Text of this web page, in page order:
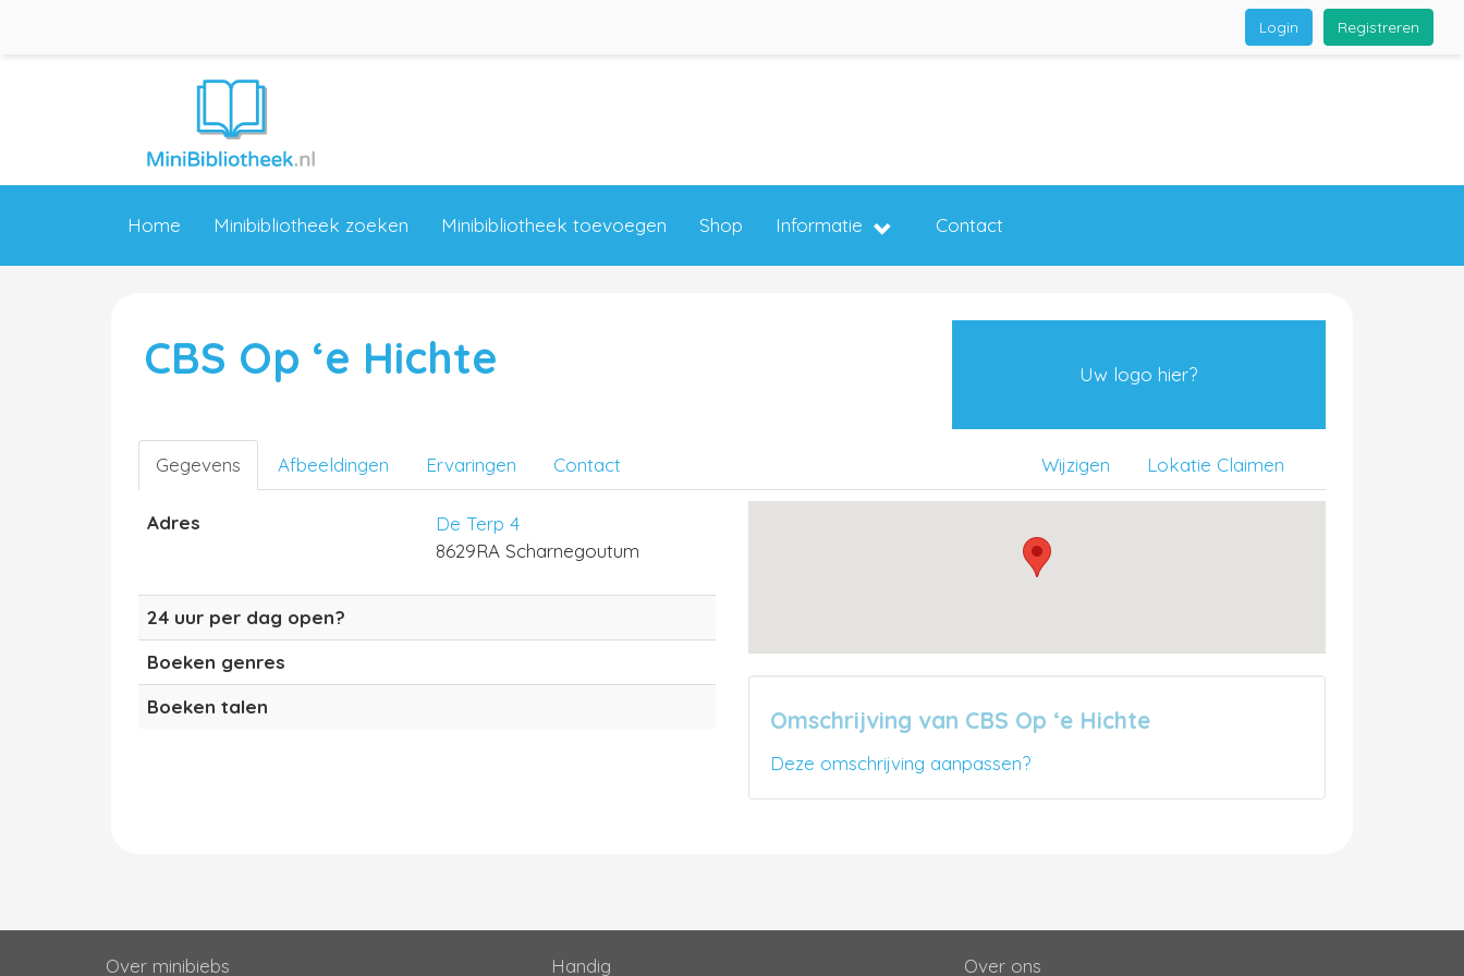
Registreren
Login
Home Minibibliotheek zoeken Minibibliotheek toevoegen Shop Informatie Contact
CBS Op ‘e Hichte Uw logo hier?
Gegevens Afbeeldingen Ervaringen Contact Lokatie Claimen
Wijzigen
Adres
De Terp 4
8629RA Scharnegoutum
24 uur per dag open?
Boeken genres
Boeken talen
Omschrijving van CBS Op ‘e Hichte
Deze omschrijving aanpassen?
Over minibiebs Handig Over ons